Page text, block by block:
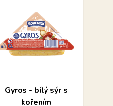
Bílý sýr s kořením - skvělý
do salátů!
Gyros - bílý sýr s
kořením